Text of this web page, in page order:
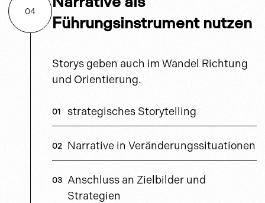
04
Führungsinstrument nutzen
Storys geben auch im Wandel Richtung
und Orientierung.
strategisches Storytelling
Narrative in Veränderungssituationen
Anschluss an Zielbilder und
Strategien